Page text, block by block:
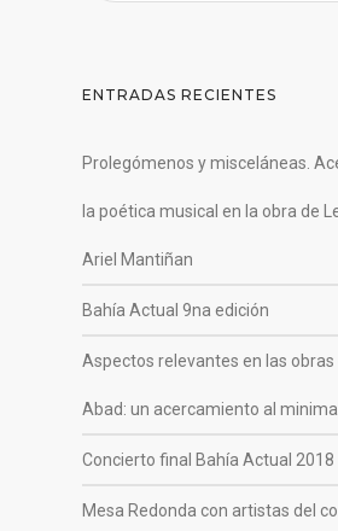
ENTRADAS RECIENTES
Prolegómenos y misceláneas.
la poética musical en la obra de
Ariel Mantiñan
Bahía Actual 9na edición
Aspectos relevantes en las obras
Abad: un acercamiento al
Concierto final Bahía Actual 2018
Mesa Redonda con artistas del